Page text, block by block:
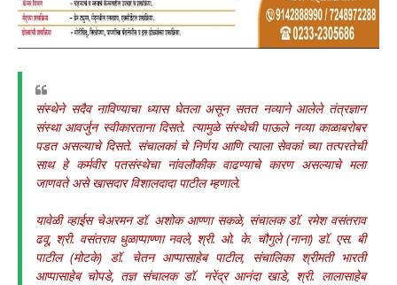
संस्थेने सदैव नाविण्याचा ध्यास घेतला असून सतत नव्याने आलेले तंत्रज्ञान
संस्था आवर्जुन स्वीकारताना दिसते. त्यामुळे संस्थेची पाऊले नव्या काळाबरोबर
पडत असल्याचे दिसते. संचालकां चे निर्णय आणि त्याला सेवकां च्या तत्परतेची
साथ हे कर्मवीर पतसंस्थेचा नांवलौकीक वाढण्याचे कारण असल्याचे मला
जाणवते असे खासदार विशालदादा पाटील म्हणाले.
यावेळी व्हाईस चेअरमन डॉ. अशोक आण्णा सकळे, संचालक डॉ. रमेश वसंतराव
ढवू, श्री. वसंतराव धुळाप्पाण्णा नवले, श्री. ओ. के. चौगुले (नाना) डॉ. एस. बी
पाटील (मोटके) डॉ. चेतन आप्पासाहेब पाटील, संचालिका श्रीमती भारती
आप्पासाहेब चोपडे, तज्ञ संचालक डॉ. नरेंद्र आनंदा खाडे, श्री. लालासाहेब